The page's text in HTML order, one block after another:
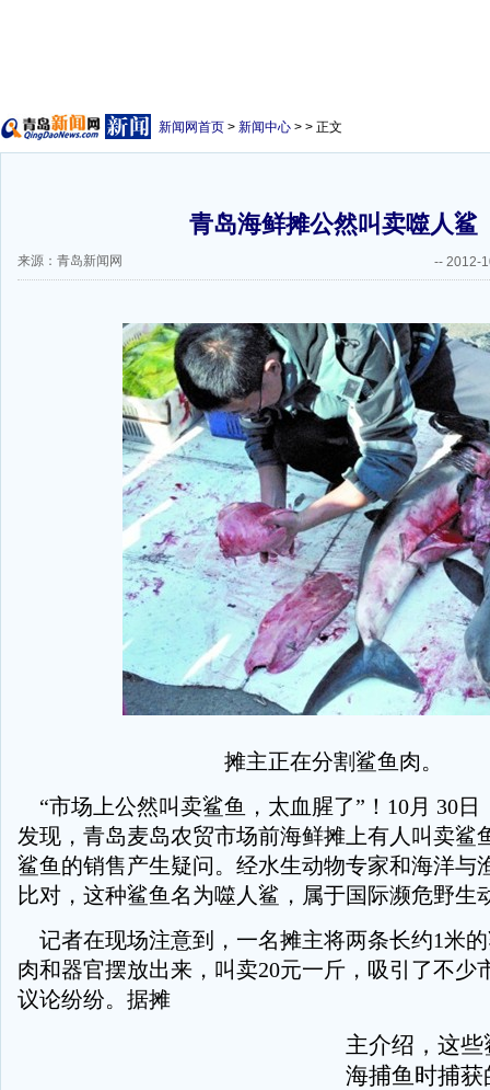
新闻网首页 > 新闻中心 > > 正文
青岛海鲜摊公然叫卖噬人鲨
来源：青岛新闻网 -- 2012-
摊主正在分割鲨鱼肉。
“市场上公然叫卖鲨鱼，太血腥了”！10月 30日
发现，青岛麦岛农贸市场前海鲜摊上有人叫卖鲨
鲨鱼的销售产生疑问。经水生动物专家和海洋与
比对，这种鲨鱼名为噬人鲨，属于国际濒危野生
记者在现场注意到，一名摊主将两条长约1米
肉和器官摆放出来，叫卖20元一斤，吸引了不少
议论纷纷。据摊
主介绍，这
海捕鱼时捕